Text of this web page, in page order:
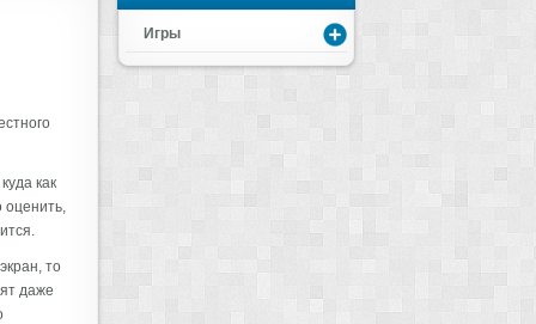
как
оценить,
то
даже
Игры